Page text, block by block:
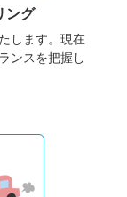
ング
します。 現在
ンスを把握し